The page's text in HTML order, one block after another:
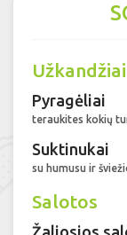
Užkandžiai
Pyragėliai
teraukites kokių
Suktinukai
su humusu ir
Salotos
Žaliosios